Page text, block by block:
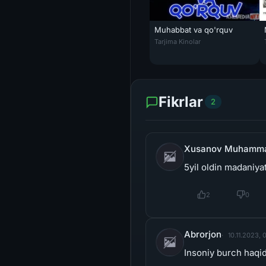
Muhabbat va qo'rquv
Muhabbat va qo'rquv /
Tarjima Kinolar
Fikrlar 2
Xusanov
5yil oldin
2 0
Abrorjon 10.11.2023,
Insoniy burch